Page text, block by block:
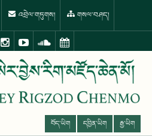
འབྲེལ་གཏུགས། གསལ་བཤད།
བོད་ཡིག དབྱིན་ཡིག རྒྱ་ཡིག